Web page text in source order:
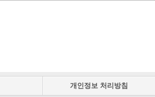
개인정보 처리방침